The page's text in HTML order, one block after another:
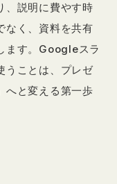
、説明に費やす時
なく、資料を共有
ます。Googleスラ
うことは、プレゼ
へと変える第一歩